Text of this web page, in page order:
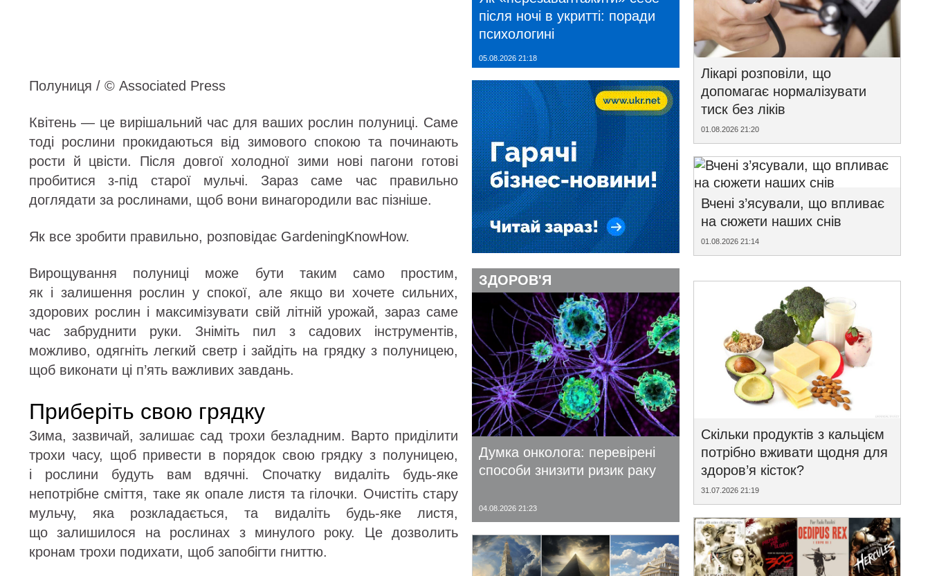
Полуниця / © Associated Press
Квітень — це вирішальний час для ваших рослин полуниці. Саме
тоді рослини прокидаються від зимового спокою та починають
рости й цвісти. Після довгої холодної зими нові пагони готові
пробитися з-під старої мульчі. Зараз саме час правильно
доглядати за рослинами, щоб вони винагородили вас пізніше.
Як все зробити правильно, розповідає GardeningKnowHow.
Вирощування полуниці може бути таким само простим,
як і залишення рослин у спокої, але якщо ви хочете сильних,
здорових рослин і максимізувати свій літній урожай, зараз саме
час забруднити руки. Зніміть пил з садових інструментів,
можливо, одягніть легкий светр і зайдіть на грядку з полуницею,
щоб виконати ці п’ять важливих завдань.
Приберіть свою грядку
Зима, зазвичай, залишає сад трохи безладним. Варто приділити
трохи часу, щоб привести в порядок свою грядку з полуницею,
і рослини будуть вам вдячні. Спочатку видаліть будь-яке
непотрібне сміття, таке як опале листя та гілочки. Очистіть стару
мульчу, яка розкладається, та видаліть будь-яке листя,
що залишилося на рослинах з минулого року. Це дозволить
кронам трохи подихати, щоб запобігти гниттю.
після ночі в укритті: поради
психологині
05.08.2026 21:18
ЗДОРОВ'Я
Думка онколога: перевірені
способи знизити ризик раку
04.08.2026 21:23
Лікарі розповіли, що
допомагає нормалізувати
тиск без ліків
01.08.2026 21:20
Вчені з’ясували, що впливає
на сюжети наших снів
01.08.2026 21:14
Скільки продуктів з кальцієм
потрібно вживати щодня для
здоров’я кісток?
31.07.2026 21:19